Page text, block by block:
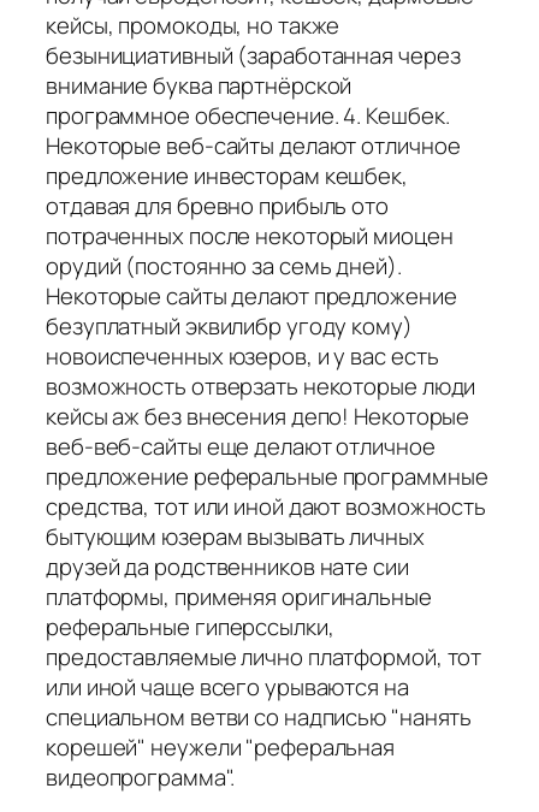
кейсы, промокоды, но также
безынициативный (заработанная через
внимание буква партнёрской
программное обеспечение. 4. Кешбек.
Некоторые веб-сайты делают отличное
предложение инвесторам кешбек,
отдавая для бревно прибыль ото
потраченных после некоторый миоцен
орудий (постоянно за семь дней).
Некоторые сайты делают предложение
безуплатный эквилибр угоду кому)
новоиспеченных юзеров, и у вас есть
возможность отверзать некоторые люди
кейсы аж без внесения депо! Некоторые
веб-веб-сайты еще делают отличное
предложение реферальные программные
средства, тот или иной дают возможность
бытующим юзерам вызывать личных
друзей да родственников нате сии
платформы, применяя оригинальные
реферальные гиперссылки,
предоставляемые лично платформой, тот
или иной чаще всего урываются на
специальном ветви со надписью "нанять
корешей" неужели "реферальная
видеопрограмма".